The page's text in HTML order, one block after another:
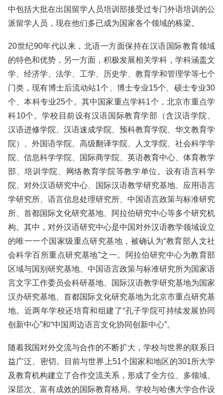
中包括大批在出国留学人员培训部接受过专门外语培训的公
派留学人员，现在他们多已成为国家各个领域的栋梁。
20世纪90年代以来，北语一方面保持在汉语国际教育领域
的特色和优势，另一方面，积极发展相关学科，学科涵盖文
学、经济学、法学、工学、历史学、教育学和管理学等七个
门类，现有博士后流动站1个、博士专业15个、硕士专业30
个、本科专业25个。其中国家重点学科1个，北京市重点学
科10个。学校目前设有汉语国际教育学部（含汉语学院、
汉语进修学院、汉语速成学院、预科教育学院、华文教育学
院）、外国语学院、高级翻译学院、人文学院、社会科学学
院、信息科学学院、国际商学院、英语教育中心、体育教学
部、培训学院、网络教育学院等教学单位。设有语言科学
院、对外汉语研究中心、国际汉语教学研究基地、应用语言
学研究所、语言信息处理研究所、中国语言政策与标准研究
所、首都国际文化研究基地、阿拉伯研究中心等多个研究机
构。其中，对外汉语研究中心是中国对外汉语教学领域设立
的唯一一个国家级重点研究基地，被确认为“教育部人文社
会科学百所重点研究基地”之一。阿拉伯研究中心为教育部
区域与国别研究基地、中国语言政策与标准研究所为国家语
言文字工作委员会科研基地、国际汉语教学研究基地为国家
汉办研究基地、首都国际文化研究基地为北京市重点研究基
地。近两年学校还培育和组建了“孔子学院可持续发展协同
创新中心”和“中国周边语言文化协同创新中心”。
随着我国对外交流与合作的不断扩大，学校与世界的联系日
益广泛、密切。目前与世界上51个国家和地区的301所大学
及教育机构建立了合作交流关系，形成了全方位、多领域、
深层次、富有成效的国际教育格局。学校与哈佛大学合作设